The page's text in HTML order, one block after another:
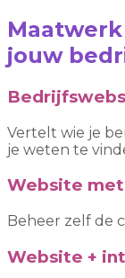
jouw
Vertelt wie je
je weten te
Website met
Beheer zelf de
Website +